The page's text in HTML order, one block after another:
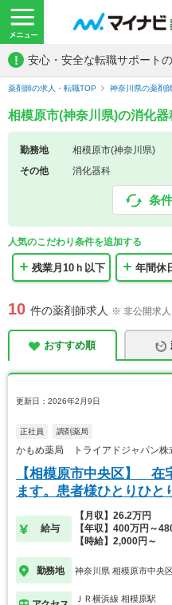
! 安心・安全な転職サポート
薬剤師の求人・転職TOP 神奈川県の薬剤
相模原市(神奈川県)の消化
勤務地
相模原市(神奈川県)
その他
消化器科
条
人気のこだわり条件を追加する
残業月10ｈ以下 年間休
10 件の薬剤師求人 ※ 非公開求人
おすすめ順
更新日：2026年2月9日
正社員 調剤薬局
かもめ薬局 トライアドジャパン株
【相模原市中央区】 在
ます。患者様ひとりひと
給与
【月収】26.2万円
【年収】400万円～
【時給】2,000円～
勤務地 神奈川県 相模原市中央
ＪＲ横浜線 相模原駅